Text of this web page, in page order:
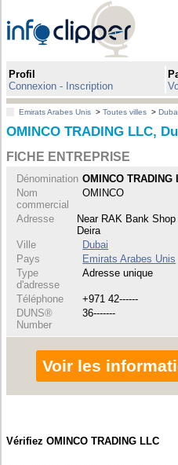
Profil
Connexion - Inscription
Emirats Arabes Unis >Toutes villes >
OMINCO TRADING LLC,
FICHE ENTREPRISE
Dénomination OMINCO TRADING
Nom
commercial
OMINCO
Adresse
Near RAK Bank
Deira
Ville
Dubai
Pays
Emirats Arabes Unis
Type
d'adresse
Adresse unique
Téléphone
+971 42------
DUNS®
Number
36-------
Voir les
Vérifiez OMINCO TRADING LLC